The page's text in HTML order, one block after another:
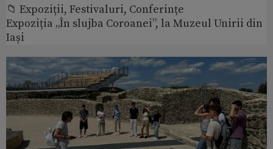
📁 Expoziţii, Festivaluri, Conferințe
Expoziția „În slujba Coroanei”, la Muzeul Unirii din
Iași